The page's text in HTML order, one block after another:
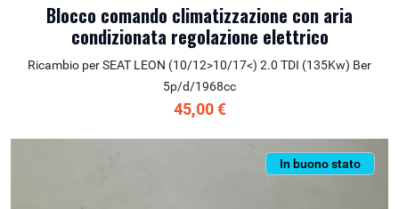
Blocco comando climatizzazione con aria
condizionata regolazione elettrico
Ricambio per SEAT LEON (10/12>10/17<) 2.0 TDI (135Kw) Ber
5p/d/1968cc
45,00 €
In buono stato